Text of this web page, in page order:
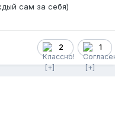
сам за себя)
2 1